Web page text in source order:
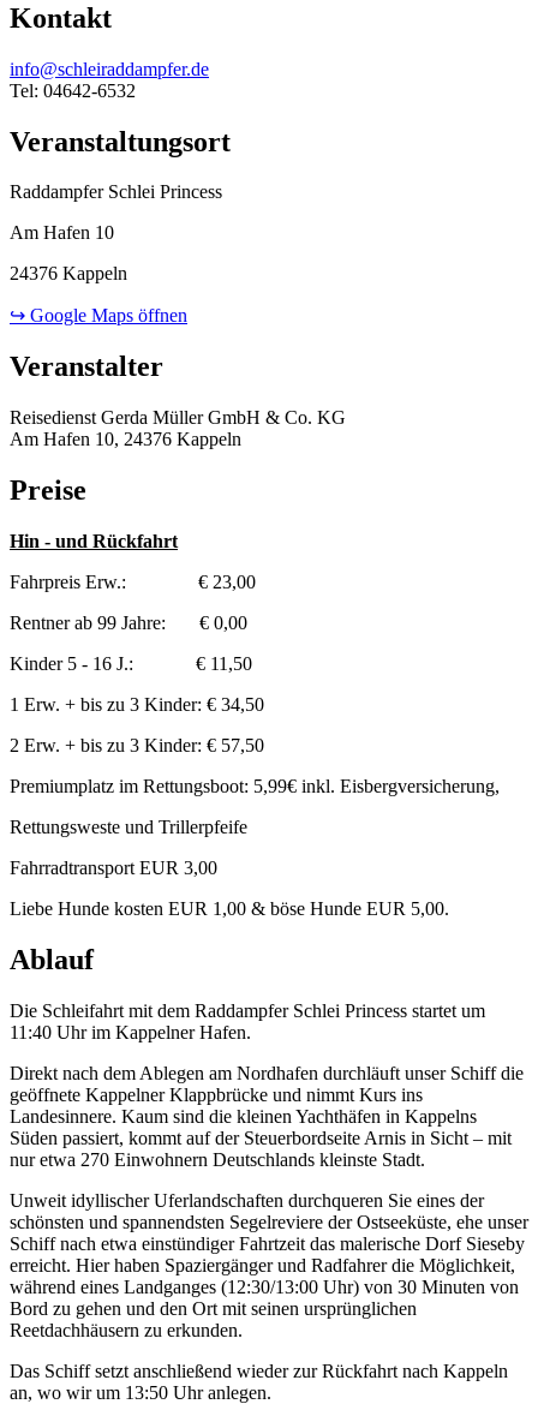
Kontakt
info@schleiraddampfer.de
Tel: 04642-6532
Veranstaltungsort
Raddampfer Schlei Princess
Am Hafen 10
24376 Kappeln
↪ Google Maps öffnen
Veranstalter
Reisedienst Gerda Müller GmbH & Co. KG
Am Hafen 10, 24376 Kappeln
Preise
Hin - und Rückfahrt
Fahrpreis Erw.: € 23,00
Rentner ab 99 Jahre: € 0,00
Kinder 5 - 16 J.: € 11,50
1 Erw. + bis zu 3 Kinder: € 34,50
2 Erw. + bis zu 3 Kinder: € 57,50
Premiumplatz im Rettungsboot: 5,99€ inkl. Eisbergversicherung,
Rettungsweste und Trillerpfeife
Fahrradtransport EUR 3,00
Liebe Hunde kosten EUR 1,00 & böse Hunde EUR 5,00.
Ablauf
Die Schleifahrt mit dem Raddampfer Schlei Princess startet um
11:40 Uhr im Kappelner Hafen.
Direkt nach dem Ablegen am Nordhafen durchläuft unser Schiff die
geöffnete Kappelner Klappbrücke und nimmt Kurs ins
Landesinnere. Kaum sind die kleinen Yachthäfen in Kappelns
Süden passiert, kommt auf der Steuerbordseite Arnis in Sicht – mit
nur etwa 270 Einwohnern Deutschlands kleinste Stadt.
Unweit idyllischer Uferlandschaften durchqueren Sie eines der
schönsten und spannendsten Segelreviere der Ostseeküste, ehe unser
Schiff nach etwa einstündiger Fahrtzeit das malerische Dorf Sieseby
erreicht. Hier haben Spaziergänger und Radfahrer die Möglichkeit,
während eines Landganges (12:30/13:00 Uhr) von 30 Minuten von
Bord zu gehen und den Ort mit seinen ursprünglichen
Reetdachhäusern zu erkunden.
Das Schiff setzt anschließend wieder zur Rückfahrt nach Kappeln
an, wo wir um 13:50 Uhr anlegen.